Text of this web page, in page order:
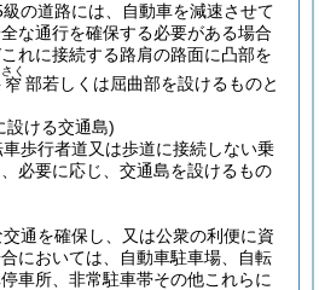
の道路には、自動車を減速させて
な通行を確保する必要がある場合
れに接続する路肩の路面に凸部を
窄
さく
部若しくは屈曲部を設けるものと
設ける交通島)
歩行者道又は歩道に接続しない乗
必要に応じ、交通島を設けるもの
通を確保し、又は公衆の利便に資
においては、自動車駐車場、自転
車所、非常駐車帯その他これらに